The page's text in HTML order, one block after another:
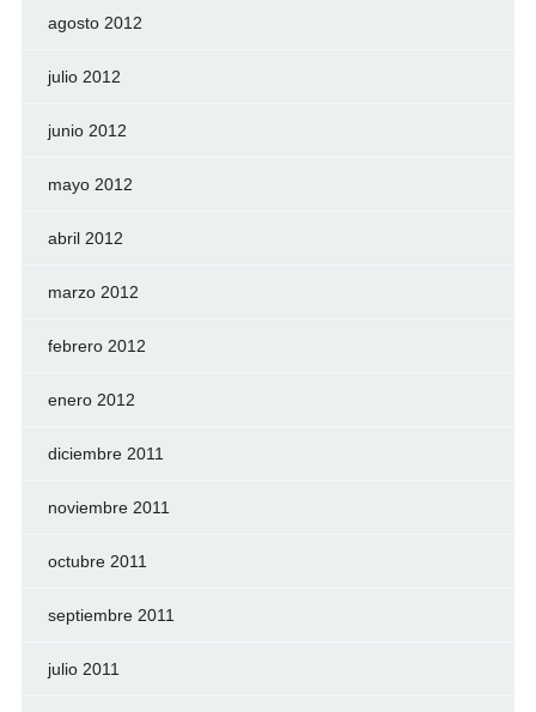
agosto 2012
julio 2012
junio 2012
mayo 2012
abril 2012
marzo 2012
febrero 2012
enero 2012
diciembre 2011
noviembre 2011
octubre 2011
septiembre 2011
julio 2011